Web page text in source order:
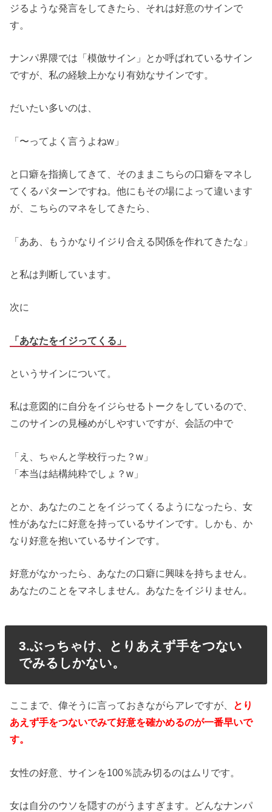
ジるような発言をしてきたら、それは好意のサインで
す。
ナンパ界隈では「模倣サイン」とか呼ばれているサイン
ですが、私の経験上かなり有効なサインです。
だいたい多いのは、
「〜ってよく言うよねw」
と口癖を指摘してきて、そのままこちらの口癖をマネし
てくるパターンですね。他にもその場によって違います
が、こちらのマネをしてきたら、
「ああ、もうかなりイジり合える関係を作れてきたな」
と私は判断しています。
次に
「あなたをイジってくる」
というサインについて。
私は意図的に自分をイジらせるトークをしているので、
このサインの見極めがしやすいですが、会話の中で
「え、ちゃんと学校行った？w」
「本当は結構純粋でしょ？w」
とか、あなたのことをイジってくるようになったら、女
性があなたに好意を持っているサインです。しかも、か
なり好意を抱いているサインです。
好意がなかったら、あなたの口癖に興味を持ちません。
あなたのことをマネしません。あなたをイジりません。
3.ぶっちゃけ、とりあえず手をつない
でみるしかない。
ここまで、偉そうに言っておきながらアレですが、 とり
あえず手をつないでみて好意を確かめるのが一番早いで
す。
女性の好意、サインを100％読み切るのはムリです。
女は自分のウソを隠すのがうますぎます。どんなナンパ